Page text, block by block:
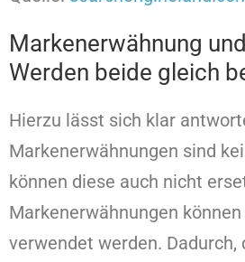
Markenerwähnung
Werden beide gleich
Hierzu lässt sich klar
Markenerwähnungen sind
können diese auch nicht
Markenerwähnungen
verwendet werden. Dadurch,